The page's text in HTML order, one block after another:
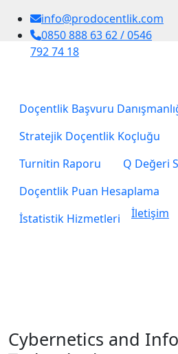
info@prodocentlik.com
0850 888 63 62 / 0546
792 74 18
Doçentlik Başvuru
Stratejik Doçentlik Koçluğu
Turnitin Raporu
Q Değeri
Doçentlik Puan Hesaplama
İstatistik Hizmetleri
İletişim
Cybernetics and